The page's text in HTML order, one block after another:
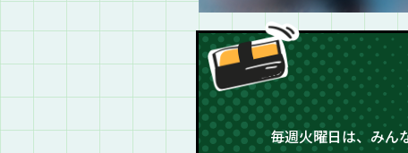
毎週火曜日は、みん